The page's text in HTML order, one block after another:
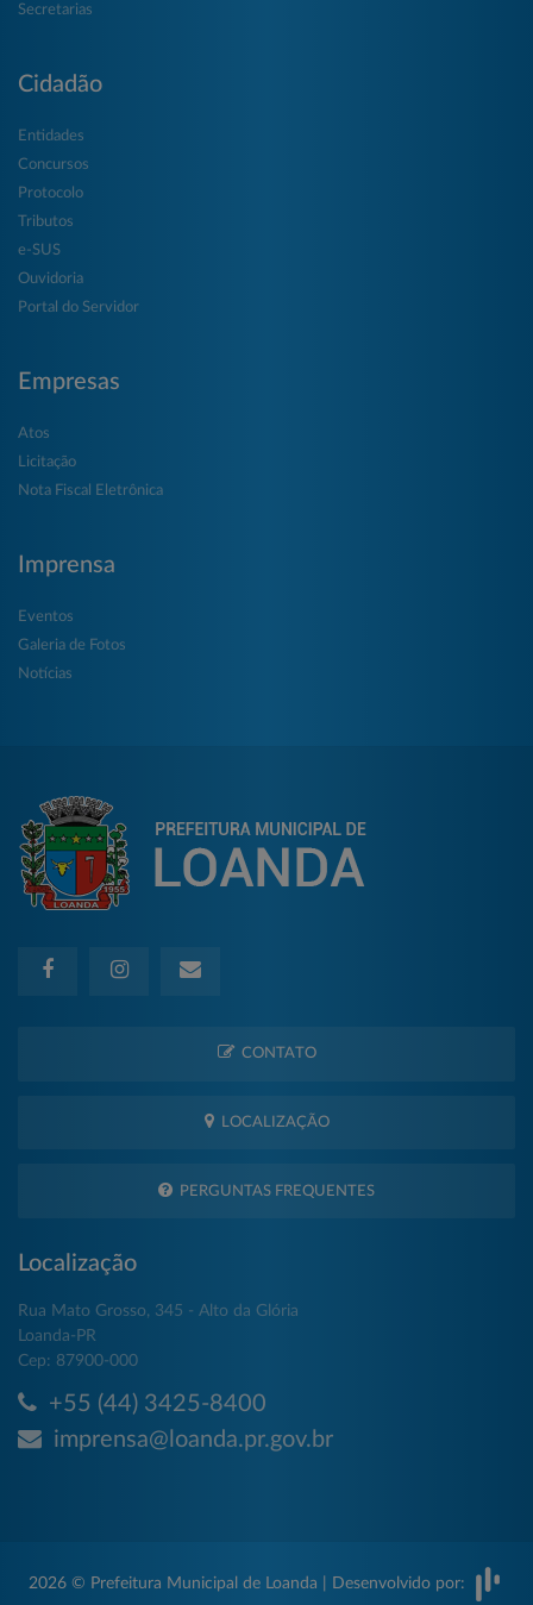
Secretarias
Cidadão
Entidades
Concursos
Protocolo
Tributos
e-SUS
Ouvidoria
Portal do Servidor
Empresas
Atos
Licitação
Nota Fiscal Eletrônica
Imprensa
Eventos
Galeria de Fotos
Notícias
CONTATO
LOCALIZAÇÃO
PERGUNTAS FREQUENTES
Localização
Rua Mato Grosso, 345 - Alto da Glória
Loanda-PR
Cep: 87900-000
+55 (44) 3425-8400
imprensa@loanda.pr.gov.br
2026 © Prefeitura Municipal de Loanda | Desenvolvido por: